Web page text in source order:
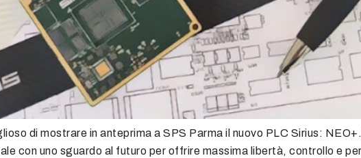
di mostrare in anteprima a SPS Parma il nuovo PLC Sirius:
con uno sguardo al futuro per offrire massima libertà, controllo e